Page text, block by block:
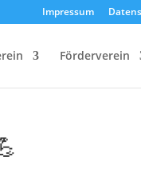
Impressum
Förderverein